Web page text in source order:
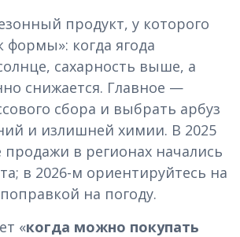
продукт, у которого
формы»: когда ягода
сахарность выше, а
снижается. Главное —
сбора и выбрать арбуз
и излишней химии. В 2025
продажи в регионах начались
в 2026-м ориентируйтесь на
на погоду.
«когда можно покупать